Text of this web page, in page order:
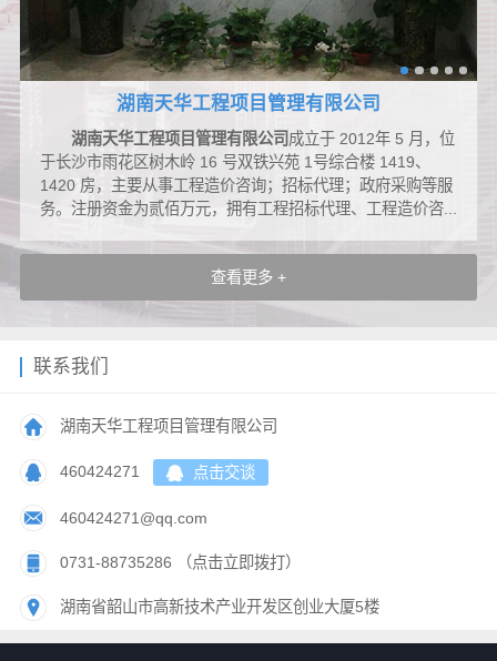
湖南天华工程项目管理有限公司
湖南天华工程项目管理有限公司 成立于 2012年 5 月，位
于长沙市雨花区树木岭 16 号双铁兴苑 1号综合楼 1419、
1420 房，主要从事工程造价咨询；招标代理；政府采购等服
务。注册资金为贰佰万元，拥有工程招标代理、工程造价咨...
查看更多 +
联系我们
湖南天华工程项目管理有限公司
460424271 点击交谈
460424271@qq.com
0731-88735286 （点击立即拨打）
湖南省韶山市高新技术产业开发区创业大厦5楼